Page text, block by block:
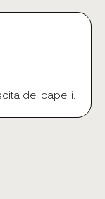
dei capelli.